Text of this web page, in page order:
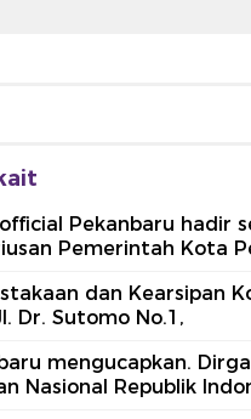
Pekanbaru hadir
Pemerintah Kota
dan Kearsipan
Dr. Sutomo No.1,
mengucapkan.
Nasional Republik